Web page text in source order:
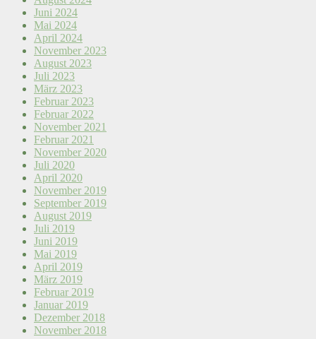
Juni 2024
Mai 2024
April 2024
November 2023
August 2023
Juli 2023
März 2023
Februar 2023
Februar 2022
November 2021
Februar 2021
November 2020
Juli 2020
April 2020
November 2019
September 2019
August 2019
Juli 2019
Juni 2019
Mai 2019
April 2019
März 2019
Februar 2019
Januar 2019
Dezember 2018
November 2018